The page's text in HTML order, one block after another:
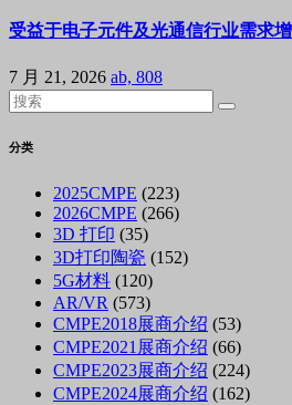
受益于电子元件及光通信行业需求
7 月 21, 2026 ab, 808
分类
2025CMPE (223)
2026CMPE (266)
3D 打印 (35)
3D打印陶瓷 (152)
5G材料 (120)
AR/VR (573)
CMPE2018展商介绍 (53)
CMPE2021展商介绍 (66)
CMPE2023展商介绍 (224)
CMPE2024展商介绍 (162)